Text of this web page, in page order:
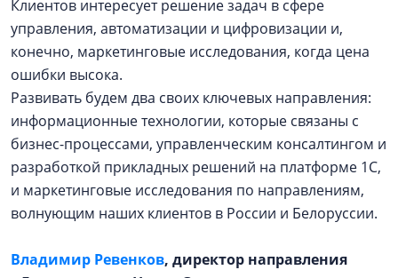
Клиентов интересует решение задач в сфере
управления, автоматизации и цифровизации и,
конечно, маркетинговые исследования, когда цена
ошибки высока.
Развивать будем два своих ключевых направления:
информационные технологии, которые связаны с
бизнес-процессами, управленческим консалтингом и
разработкой прикладных решений на платформе 1С,
и маркетинговые исследования по направлениям,
волнующим наших клиентов в России и Белоруссии.
Владимир Ревенков, директор направления